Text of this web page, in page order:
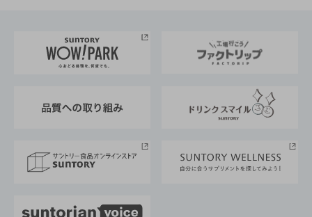
地域情報
サントリーサンバーズ大阪
サントリーが考えるサステナビリティ経営
企業概要
採用情報